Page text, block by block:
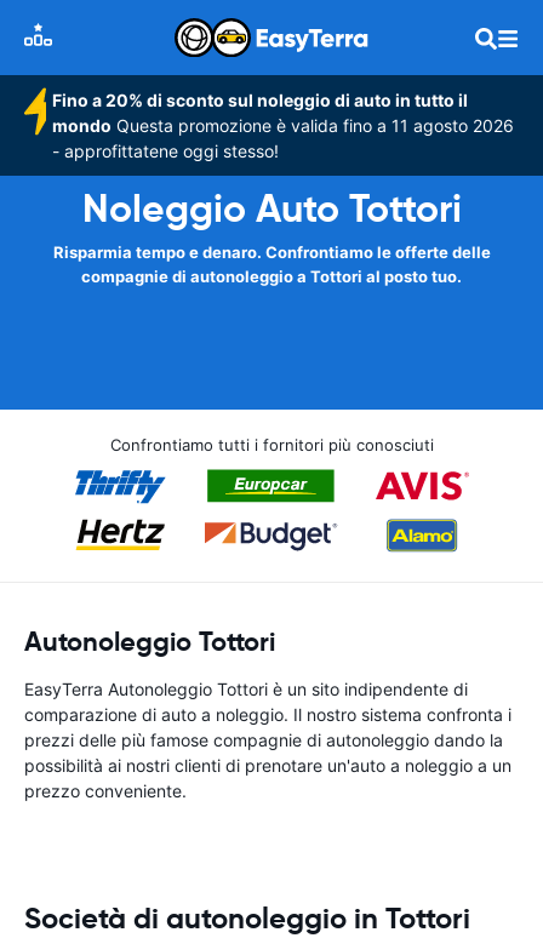
Fino a 20% di sconto sul noleggio di auto in tutto il
mondo Questa promozione è valida fino a 11 agosto 2026
- approfittatene oggi stesso!
Noleggio Auto Tottori
Risparmia tempo e denaro. Confrontiamo le offerte delle
compagnie di autonoleggio a Tottori al posto tuo.
Confrontiamo tutti i fornitori più conosciuti
Autonoleggio Tottori
EasyTerra Autonoleggio Tottori è un sito indipendente di
comparazione di auto a noleggio. Il nostro sistema confronta i
prezzi delle più famose compagnie di autonoleggio dando la
possibilità ai nostri clienti di prenotare un'auto a noleggio a un
prezzo conveniente.
Società di autonoleggio in Tottori